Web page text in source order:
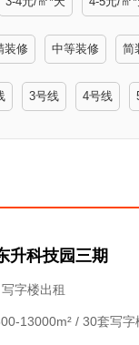
装修 中等装修 简
3号线 4号线
升科技园三期
字楼出租
13000m² / 30套写字